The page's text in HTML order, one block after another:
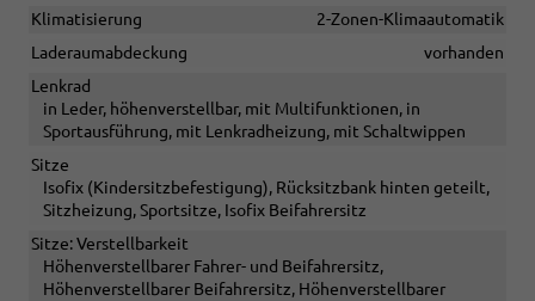
Klimatisierung
2-Zonen-Klimaautomatik
Laderaumabdeckung
vorhanden
Lenkrad
in Leder, höhenverstellbar, mit Multifunktionen, in
Sportausführung, mit Lenkradheizung, mit Schaltwippen
Sitze
Isofix (Kindersitzbefestigung), Rücksitzbank hinten geteilt,
Sitzheizung, Sportsitze, Isofix Beifahrersitz
Sitze: Verstellbarkeit
Höhenverstellbarer Fahrer- und Beifahrersitz,
Höhenverstellbarer Beifahrersitz, Höhenverstellbarer